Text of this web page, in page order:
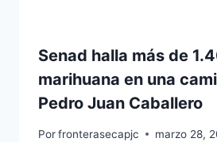
Senad halla más de
marihuana en una
Pedro Juan Caballero
Porfronterasecapjc marzo 28,